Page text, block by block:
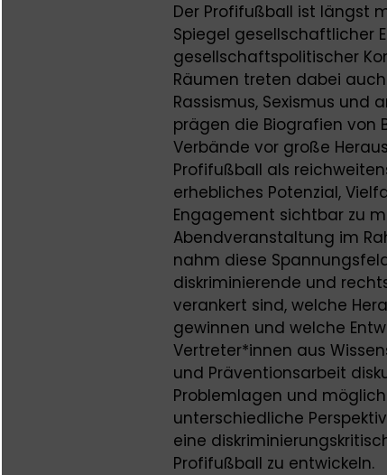
Der Profifußball ist längst
Spiegel gesellschaftlicher
gesellschaftspolitischer
Räumen treten dabei
Rassismus, Sexismus und
prägen die Biografien von
Verbände vor große
Profifußball als
erhebliches Potenzial,
Engagement sichtbar zu
Abendveranstaltung im
nahm diese
diskriminierende und
verankert sind, welche
gewinnen und welche
Vertreter*innen aus
und Präventionsarbeit
Problemlagen und
unterschiedliche
eine
Profifußball zu entwickeln.